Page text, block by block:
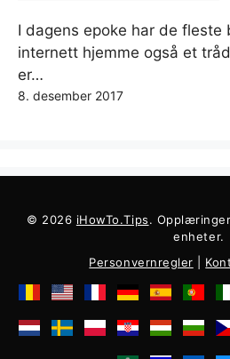
I dagens epoke har de fleste
internett hjemme også et
er…
8. desember 2017
© 2026 iHowTo.Tips.
enheter.
Personvernregler